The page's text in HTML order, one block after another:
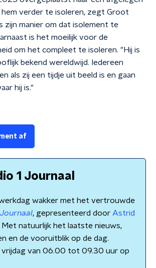
hem verder te isoleren, zegt Groot
zijn manier om dat isolement te
is het moeilijk voor de
om het compleet te isoleren. "Hij is
bekend wereldwijd. Iedereen
als zij een tijdje uit beeld is en gaan
hij is."
af
1 Journaal
wakker met het vertrouwde
, gepresenteerd door Astrid
Met natuurlijk het laatste nieuws,
en de vooruitblik op de dag.
vrijdag van 06.00 tot 09.30 uur op